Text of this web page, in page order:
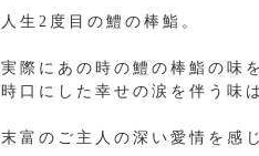
人生2度目の鱧の棒鮨。
実際にあの時の鱧の棒鮨の味
時口にした幸せの涙を伴う味
末富のご主人の深い愛情を感